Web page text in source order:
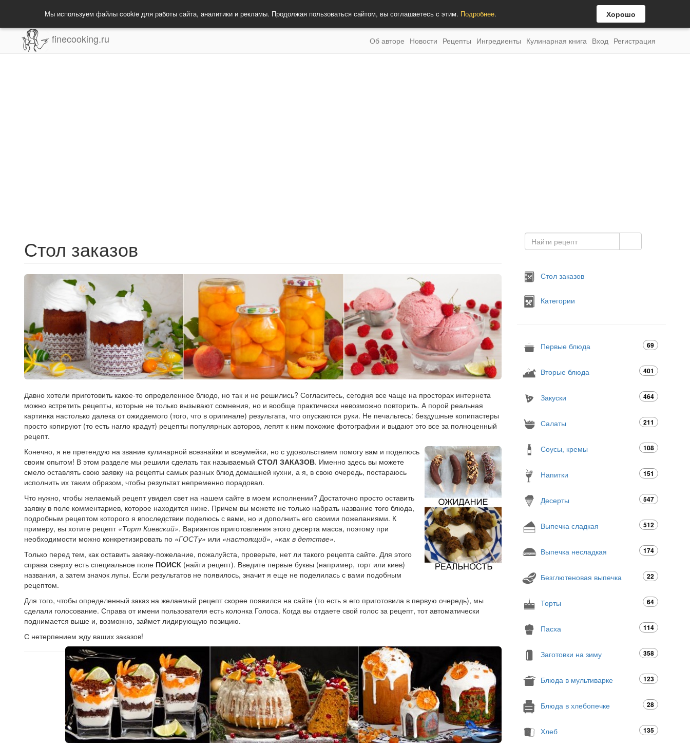
Мы используем файлы cookie для работы сайта, аналитики и рекламы. Продолжая пользоваться сайтом, вы соглашаетесь с этим. Подробнее. Хорошо
finecooking.ru Об авторе Новости Рецепты Ингредиенты Кулинарная книга Вход Регистрация
Стол заказов
Давно хотели приготовить какое-то определенное блюдо, но так и не решились? Согласитесь, сегодня все чаще на просторах интернета
можно встретить рецепты, которые не только вызывают сомнения, но и вообще практически невозможно повторить. А порой реальная
картинка настолько далека от ожидаемого (того, что в оригинале) результата, что опускаются руки. Не печальтесь: бездушные копипастеры
просто копируют (то есть нагло крадут) рецепты популярных авторов, лепят к ним похожие фотографии и выдают это все за полноценный
рецепт.
Конечно, я не претендую на звание кулинарной всезнайки и всеумейки, но с удовольствием помогу вам и поделюсь
своим опытом! В этом разделе мы решили сделать так называемый СТОЛ ЗАКАЗОВ. Именно здесь вы можете
смело оставлять свою заявку на рецепты самых разных блюд домашней кухни, а я, в свою очередь, постараюсь
исполнить их таким образом, чтобы результат непременно порадовал.
Что нужно, чтобы желаемый рецепт увидел свет на нашем сайте в моем исполнении? Достаточно просто оставить
заявку в поле комментариев, которое находится ниже. Причем вы можете не только набрать название того блюда,
подробным рецептом которого я впоследствии поделюсь с вами, но и дополнить его своими пожеланиями. К
примеру, вы хотите рецепт «Торт Киевский». Вариантов приготовления этого десерта масса, поэтому при
необходимости можно конкретизировать по «ГОСТу» или «настоящий», «как в детстве».
Только перед тем, как оставить заявку-пожелание, пожалуйста, проверьте, нет ли такого рецепта сайте. Для этого
справа сверху есть специальное поле ПОИСК (найти рецепт). Введите первые буквы (например, торт или киев)
названия, а затем значок лупы. Если результатов не появилось, значит я еще не поделилась с вами подобным
рецептом.
Для того, чтобы определенный заказ на желаемый рецепт скорее появился на сайте (то есть я его приготовила в первую очередь), мы
сделали голосование. Справа от имени пользователя есть колонка Голоса. Когда вы отдаете свой голос за рецепт, тот автоматически
поднимается выше и, возможно, займет лидирующую позицию.
С нетерпением жду ваших заказов!
Стол заказов
Категории
Первые блюда 69
Вторые блюда 401
Закуски 464
Салаты 211
Соусы, кремы 108
Напитки 151
Десерты 547
Выпечка сладкая 512
Выпечка несладкая 174
Безглютеновая выпечка 22
Торты 64
Пасха 114
Заготовки на зиму 358
Блюда в мультиварке 123
Блюда в хлебопечке 28
Хлеб 135